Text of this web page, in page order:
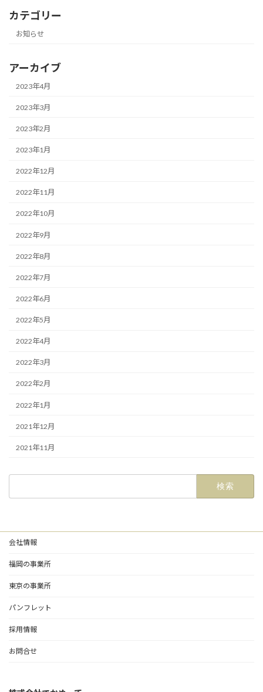
カテゴリー
お知らせ
アーカイブ
2023年4月
2023年3月
2023年2月
2023年1月
2022年12月
2022年11月
2022年10月
2022年9月
2022年8月
2022年7月
2022年6月
2022年5月
2022年4月
2022年3月
2022年2月
2022年1月
2021年12月
2021年11月
会社情報
福岡の事業所
東京の事業所
パンフレット
採用情報
お問合せ